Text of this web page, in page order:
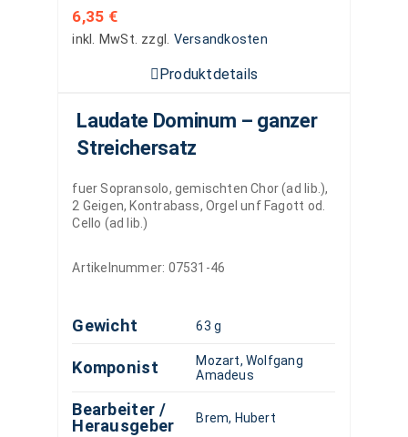
6,35 €
inkl. MwSt. zzgl. Versandkosten
Produktdetails
Laudate Dominum – ganzer
Streichersatz
fuer Sopransolo, gemischten Chor (ad lib.),
2 Geigen, Kontrabass, Orgel unf Fagott od.
Cello (ad lib.)
Artikelnummer: 07531-46
Gewicht 63 g
Komponist
Mozart, Wolfgang
Amadeus
Bearbeiter /
Herausgeber
Brem, Hubert